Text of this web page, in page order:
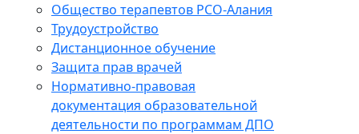
Общество терапевтов РСО-Алания
Трудоустройство
Дистанционное обучение
Защита прав врачей
Нормативно-правовая
документация образовательной
деятельности по программам ДПО